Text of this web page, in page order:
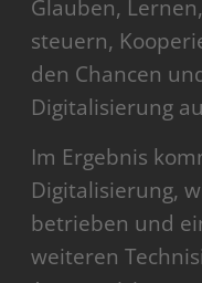
Glauben,
steuern,
den Chancen
Digitalisierung
Im Ergebnis
Digitalisierung,
betrieben und
weiteren